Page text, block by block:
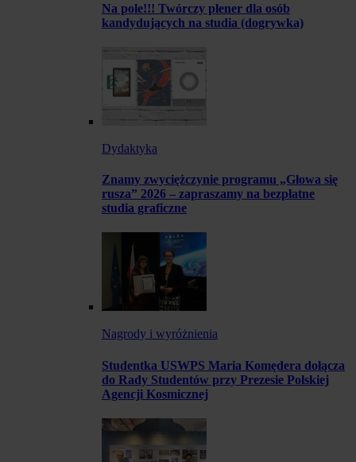
Na pole!!! Twórczy plener dla osób
kandydujących na studia (dogrywka)
Dydaktyka
Znamy zwyciężczynie programu „Głowa się
rusza” 2026 – zapraszamy na bezpłatne
studia graficzne
Nagrody i wyróżnienia
Studentka USWPS Maria Komędera dołącza
do Rady Studentów przy Prezesie Polskiej
Agencji Kosmicznej